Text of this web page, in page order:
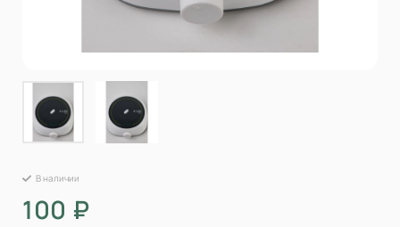
В наличии
100 ₽